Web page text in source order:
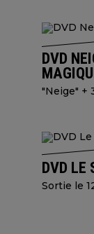
DVD
"Neige" +
DVD LE
Sortie le